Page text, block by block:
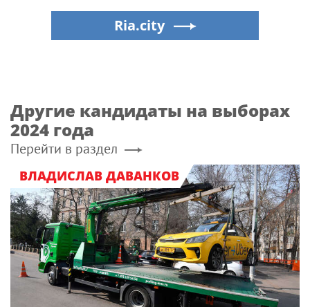
Ria.city
Другие кандидаты на выборах
2024 года
Перейти в раздел
ВЛАДИСЛАВ ДАВАНКОВ